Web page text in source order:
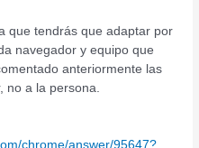
que tendrás que adaptar por
navegador y equipo que
anteriormente las
no a la persona.
chrome/answer/95647?